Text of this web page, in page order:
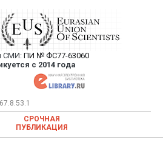
Союз Ученых —
научных статей в
научном журнале
СМИ: ПИ № ФС77-63060
с 2014 года
— публикация научных статей в
научном журнале
СРОЧНАЯ
ПУБЛИКАЦИЯ